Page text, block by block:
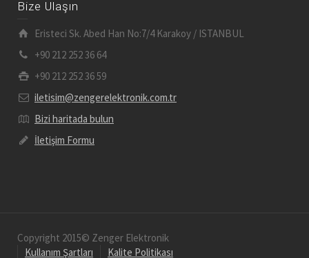
Bize Ulaşın
Eristeci Sk. Abed Han No:7/4 Karakoy / ISTANBUL
+90 212 252 36 64
+90 212 252 36 59
iletisim@zengerelektronik.com.tr
Bizi haritada bulun
İletişim Formu
Copyright 2015© Zenger Elektronik
Kullanım Şartları
Kalite Politikası